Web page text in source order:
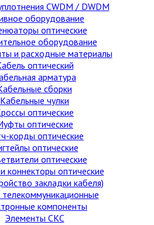
CWDM / DWDM
оборудование
оптические
оборудование
и расходные материалы
оптический
арматура
сборки
Кабельные чулки
оптические
оптические
корды оптические
оптические
оптические
коннекторы оптические
закладки кабеля)
компоненты
Элементы СКС